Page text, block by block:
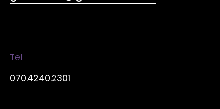
Tel
070.4240.2301